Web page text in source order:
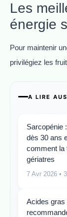
Les
énergie
Pour maintenir
privilégiez les
A LIRE
Sarcopénie
dès 30 ans
comment la
gériatres
7 Avr 2026 •
Acides gras